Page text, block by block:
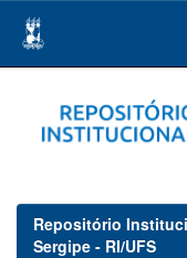
navigation
Repositório
Sergipe - RI/UFS